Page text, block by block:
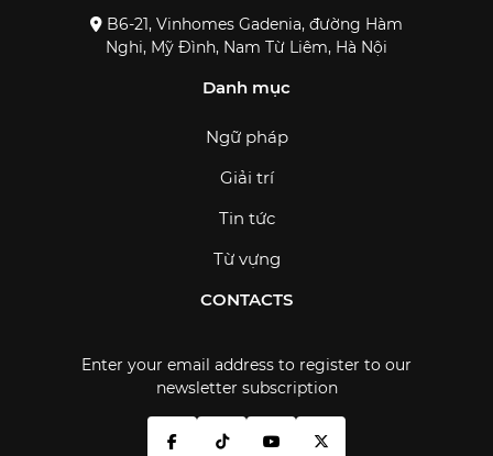
B6-21, Vinhomes Gadenia, đường Hàm
Nghi, Mỹ Đình, Nam Từ Liêm, Hà Nội
Danh mục
Ngữ pháp
Giải trí
Tin tức
Từ vựng
CONTACTS
Enter your email address to register to our
newsletter subscription